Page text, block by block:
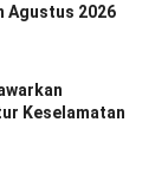
Agustus 2026
Keselamatan